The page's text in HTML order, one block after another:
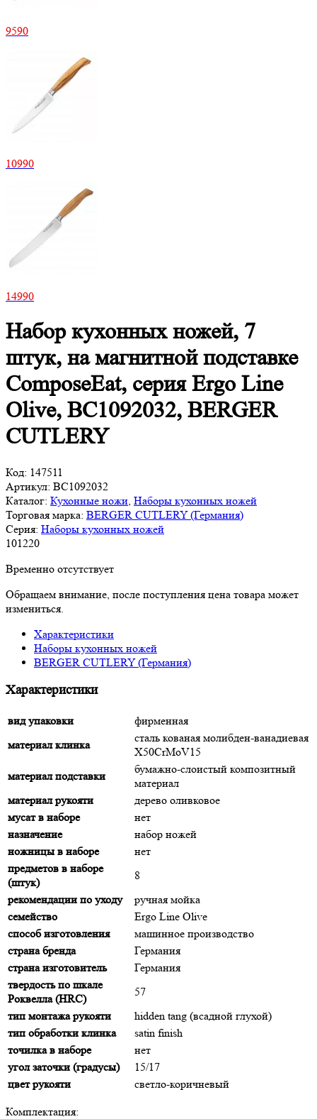
9590
10990
14990
Набор кухонных ножей, 7
штук, на магнитной подставке
ComposeEat, серия Ergo Line
Olive, BC1092032, BERGER
CUTLERY
Код: 147511
Артикул: BC1092032
Каталог: Кухонные ножи Наборы кухонных ножей
Торговая марка: BERGER CUTLERY (Германия)
Серия: Наборы кухонных ножей
101220
Временно отсутствует
Обращаем внимание, после поступления цена товара может
измениться.
Характеристики
Наборы кухонных ножей
BERGER CUTLERY (Германия)
Характеристики
вид упаковки
фирменная
материал клинка
сталь кованая молибден-ванадиевая
X50CrMoV15
материал подставки
бумажно-слоистый композитный
материал
материал рукояти
дерево оливковое
мусат в наборе
нет
назначение
набор ножей
ножницы в наборе
нет
предметов в наборе
(штук)
8
рекомендации по уходу
ручная мойка
семейство
Ergo Line Olive
способ изготовления
машинное производство
страна бренда
Германия
страна изготовитель
Германия
твердость по шкале
Роквелла (HRC)
57
тип монтажа рукояти
hidden tang (всадной глухой)
тип обработки клинка
satin finish
точилка в наборе
нет
угол заточки (градусы)
15/17
цвет рукояти
светло-коричневый
Комплектация: